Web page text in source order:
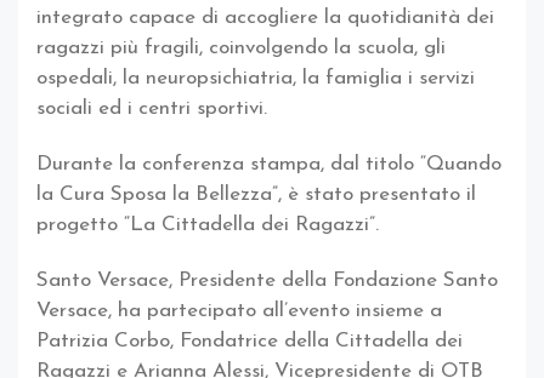
integrato capace di accogliere la quotidianità dei
ragazzi più fragili, coinvolgendo la scuola, gli
ospedali, la neuropsichiatria, la famiglia i servizi
sociali ed i centri sportivi.
Durante la conferenza stampa, dal titolo “Quando
la Cura Sposa la Bellezza”, è stato presentato il
progetto “La Cittadella dei Ragazzi”.
Santo Versace, Presidente della Fondazione Santo
Versace, ha partecipato all’evento insieme a
Patrizia Corbo, Fondatrice della Cittadella dei
Ragazzi e Arianna Alessi, Vicepresidente di OTB